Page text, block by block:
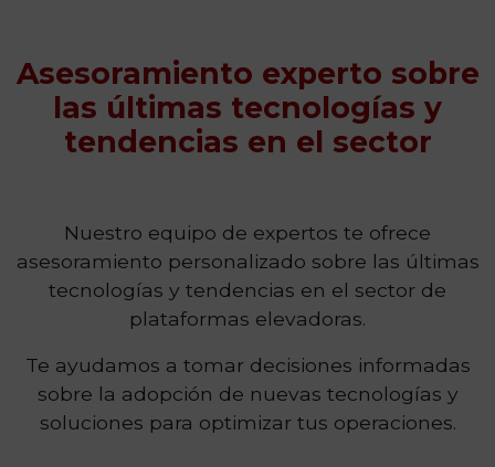
Asesoramiento experto sobre
las últimas tecnologías y
tendencias en el sector
Nuestro equipo de expertos te ofrece
asesoramiento personalizado sobre las últimas
tecnologías y tendencias en el sector de
plataformas elevadoras.
Te ayudamos a tomar decisiones informadas
sobre la adopción de nuevas tecnologías y
soluciones para optimizar tus operaciones.